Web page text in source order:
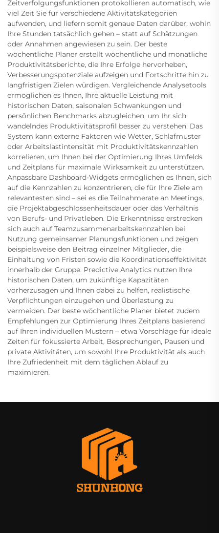
Zeitverfolgungsfunktionen protokollieren automatisch, wie
viel Zeit Sie für verschiedene Aktivitätskategorien
aufwenden, und liefern somit genaue Daten darüber, wohin
Ihre Stunden tatsächlich gehen – statt auf Schätzungen
oder Annahmen angewiesen zu sein. Der beste
wöchentliche Planer erstellt wöchentliche und monatliche
Produktivitätsberichte, die Ihre Erfolge hervorheben,
Verbesserungspotenziale aufzeigen und Fortschritte hin zu
langfristigen Zielen würdigen. Vergleichende Analysetools
ermöglichen es Ihnen, Ihre aktuelle Leistung mit
historischen Daten, saisonalen Schwankungen und
persönlichen Benchmarks abzugleichen, um Ihr sich
wandelndes Produktivitätsprofil besser zu verstehen. Das
System kann externe Faktoren wie Wetter, Schlafmuster
oder Arbeitslastintensität mit Produktivitätskennzahlen
korrelieren, um Ihnen bei der Optimierung Ihres Umfelds
und Zeitplans für maximale Wirksamkeit zu unterstützen.
Anpassbare Dashboard-Widgets ermöglichen es Ihnen, sich
auf die Kennzahlen zu konzentrieren, die für Ihre Ziele am
relevantesten sind – sei es die Teilnahmerate an Meetings,
die Projektabgeschlossenheitsdauer oder das Verhältnis
von Berufs- und Privatleben. Die Erkenntnisse erstrecken
sich auch auf Teamzusammenarbeitskennzahlen bei
Nutzung gemeinsamer Planungsfunktionen und zeigen
beispielsweise den Beitrag einzelner Mitglieder, die
Einhaltung von Fristen sowie die Koordinationseffektivität
innerhalb der Gruppe. Predictive Analytics nutzen Ihre
historischen Daten, um zukünftige Kapazitäten
vorherzusagen und Ihnen dabei zu helfen, realistische
Verpflichtungen einzugehen und Überlastung zu
vermeiden. Der beste wöchentliche Planer bietet zudem
Empfehlungen zur Optimierung Ihres Zeitplans basierend
auf Ihren individuellen Mustern – etwa Vorschläge für ideale
Zeiten für fokussierte Arbeit, Besprechungen, Pausen und
private Aktivitäten, um sowohl Ihre Produktivität als auch
Ihre Zufriedenheit mit dem täglichen Ablauf zu
maximieren.